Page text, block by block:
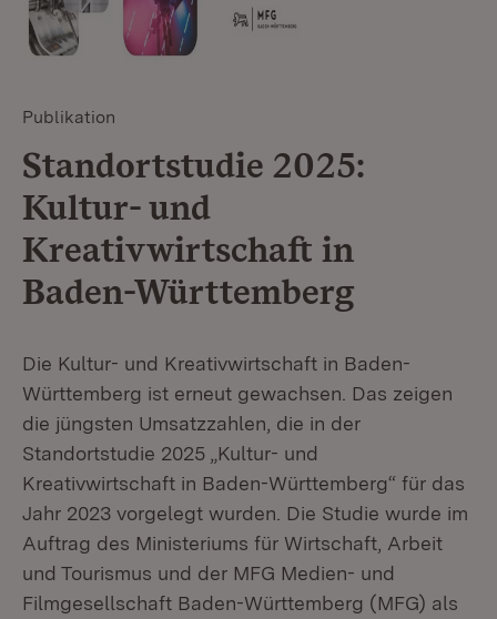
Publikation
Standortstudie 2025:
Kultur- und
Kreativwirtschaft in
Baden-Württemberg
Die Kultur- und Kreativwirtschaft in Baden-
Württemberg ist erneut gewachsen. Das zeigen
die jüngsten Umsatzzahlen, die in der
Standortstudie 2025 „Kultur- und
Kreativwirtschaft in Baden-Württemberg“ für das
Jahr 2023 vorgelegt wurden. Die Studie wurde im
Auftrag des Ministeriums für Wirtschaft, Arbeit
und Tourismus und der MFG Medien- und
Filmgesellschaft Baden-Württemberg (MFG) als